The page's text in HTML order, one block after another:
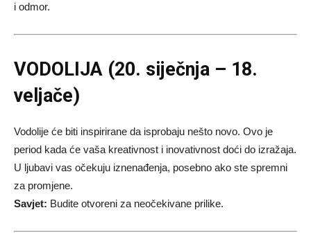
i odmor.
VODOLIJA (20. siječnja – 18.
veljače)
Vodolije će biti inspirirane da isprobaju nešto novo. Ovo je
period kada će vaša kreativnost i inovativnost doći do izražaja.
U ljubavi vas očekuju iznenađenja, posebno ako ste spremni
za promjene.
Savjet: Budite otvoreni za neočekivane prilike.